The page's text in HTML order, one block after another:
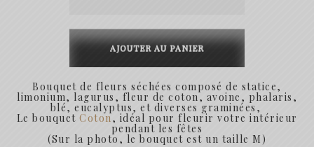
Coton
AJOUTER AU PANIER
Bouquet de fleurs séchées composé de statice,
limonium, lagurus, fleur de coton, avoine, phalaris,
blé, eucalyptus, et diverses graminées,
Le bouquet Coton, idéal pour fleurir votre intérieur
pendant les fêtes
(Sur la photo, le bouquet est un taille M)